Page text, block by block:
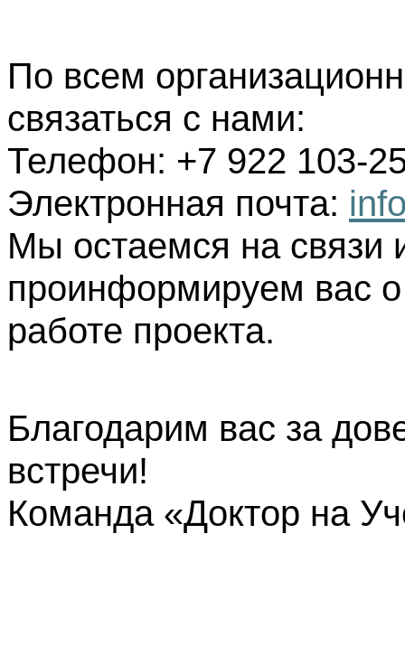
По всем
связаться с нами:
Телефон: +7 922 103-
Электронная почта:
Мы остаемся на связи
проинформируем вас
работе проекта.
Благодарим вас за
встречи!
Команда «Доктор на